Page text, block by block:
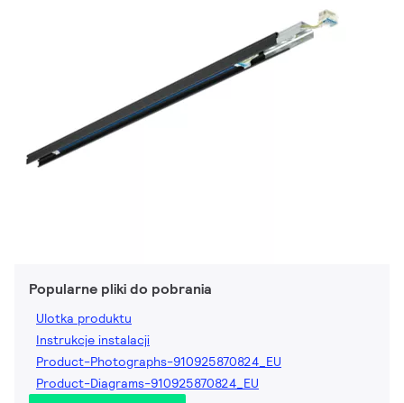
Popularne pliki do pobrania
Ulotka produktu
Instrukcje instalacji
Product-Photographs-910925870824_EU
Product-Diagrams-910925870824_EU